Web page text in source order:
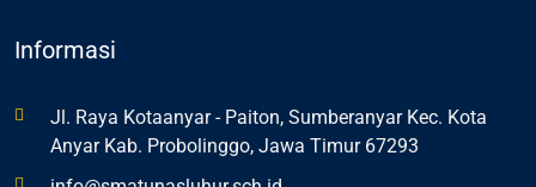
Informasi
Jl. Raya Kotaanyar - Paiton, Sumberanyar Kec. Kota
Anyar Kab. Probolinggo, Jawa Timur 67293